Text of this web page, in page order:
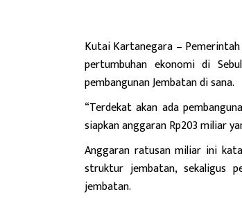
Kutai Kartanegara –
pertumbuhan ekonomi di
pembangunan Jembatan di sana.
“Terdekat akan ada
siapkan anggaran Rp203 miliar
Anggaran ratusan miliar ini
struktur jembatan, sekaligus
jembatan.